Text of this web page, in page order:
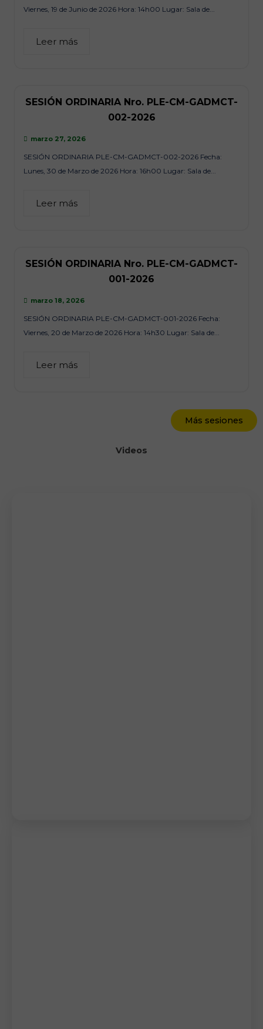
Viernes, 19 de Junio de 2026 Hora: 14h00 Lugar: Sala de...
Leer más
SESIÓN ORDINARIA Nro. PLE-CM-GADMCT-
002-2026
marzo 27, 2026
SESIÓN ORDINARIA PLE-CM-GADMCT-002-2026 Fecha:
Lunes, 30 de Marzo de 2026 Hora: 16h00 Lugar: Sala de...
Leer más
SESIÓN ORDINARIA Nro. PLE-CM-GADMCT-
001-2026
marzo 18, 2026
SESIÓN ORDINARIA PLE-CM-GADMCT-001-2026 Fecha:
Viernes, 20 de Marzo de 2026 Hora: 14h30 Lugar: Sala de...
Leer más
Más sesiones
Videos